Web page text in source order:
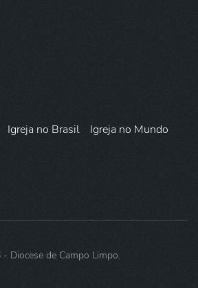
Igreja no Brasil
Igreja no Mundo
- Diocese de Campo Limpo.